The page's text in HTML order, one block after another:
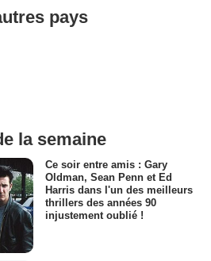
pays
la semaine
Ce soir entre amis : Gary
Oldman, Sean Penn et Ed
Harris dans l'un des meilleurs
thrillers des années 90
injustement oublié !